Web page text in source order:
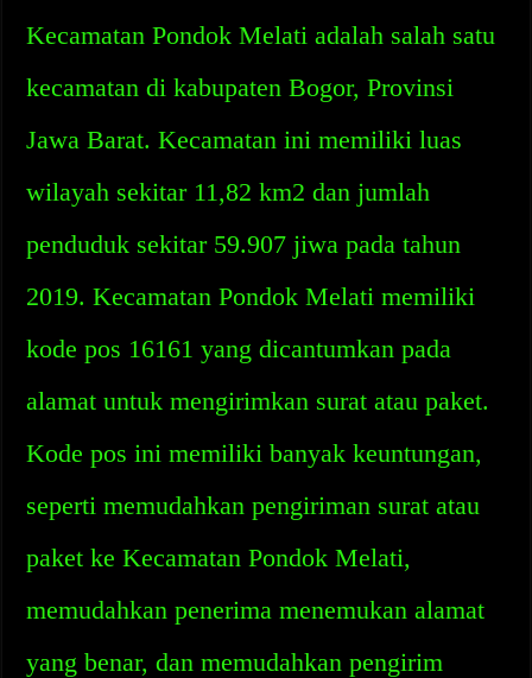
Kecamatan Pondok Melati adalah salah satu
kecamatan di kabupaten Bogor, Provinsi
Jawa Barat. Kecamatan ini memiliki luas
wilayah sekitar 11,82 km2 dan jumlah
penduduk sekitar 59.907 jiwa pada tahun
2019. Kecamatan Pondok Melati memiliki
kode pos 16161 yang dicantumkan pada
alamat untuk mengirimkan surat atau paket.
Kode pos ini memiliki banyak keuntungan,
seperti memudahkan pengiriman surat atau
paket ke Kecamatan Pondok Melati,
memudahkan penerima menemukan alamat
yang benar, dan memudahkan pengirim